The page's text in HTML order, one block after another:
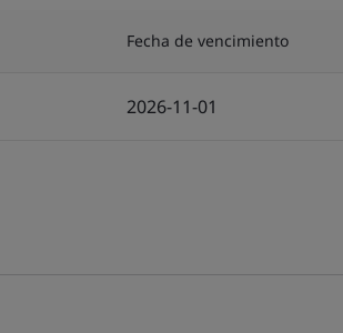
Fecha de vencimiento
2026-11-01